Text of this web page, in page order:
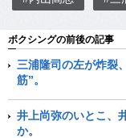
ボクシングの前後の記事
三浦隆司の左が炸裂
筋”。
井上尚弥のいとこ、
か。